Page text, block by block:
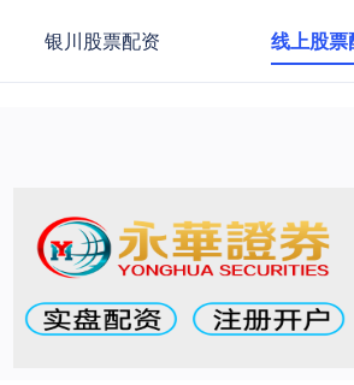
银川股票配资 线上股票